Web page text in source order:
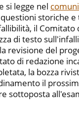
si legge nel
storiche
il
di testo
revisione del
di redazione
la bozza
il
sottoposta